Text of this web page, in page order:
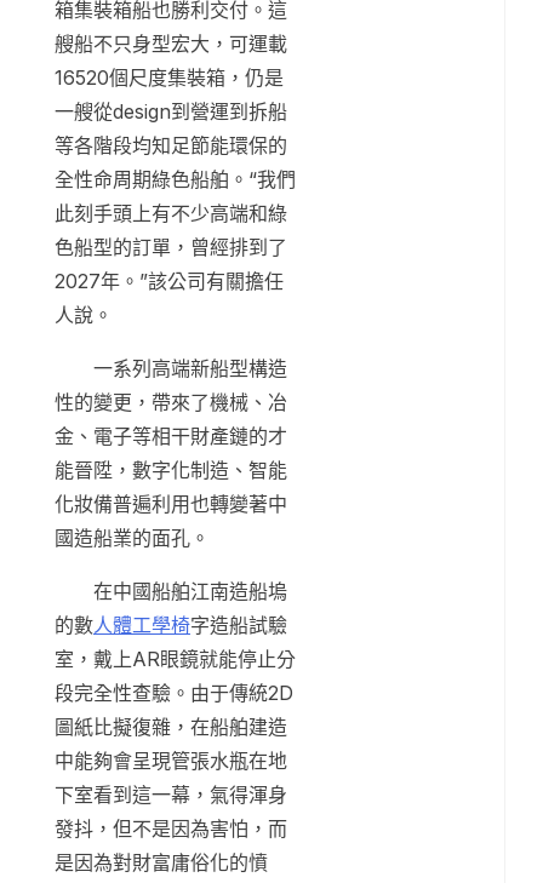
箱集裝箱船也勝利交付。這
艘船不只身型宏大，可運載
16520個尺度集裝箱，仍是
一艘從design到營運到拆船
等各階段均知足節能環保的
全性命周期綠色船舶。“我們
此刻手頭上有不少高端和綠
色船型的訂單，曾經排到了
2027年。”該公司有關擔任
人說。
一系列高端新船型構造
性的變更，帶來了機械、冶
金、電子等相干財產鏈的才
能晉陞，數字化制造、智能
化妝備普遍利用也轉變著中
國造船業的面孔。
在中國船舶江南造船塢
的數人體工學椅字造船試驗
室，戴上AR眼鏡就能停止分
段完全性查驗。由于傳統2D
圖紙比擬復雜，在船舶建造
中能夠會呈現管張水瓶在地
下室看到這一幕，氣得渾身
發抖，但不是因為害怕，而
是因為對財富庸俗化的憤